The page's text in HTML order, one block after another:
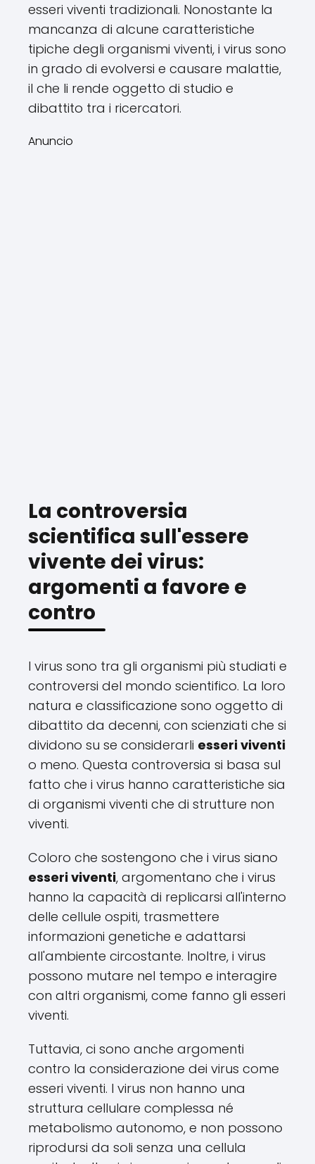
esseri viventi tradizionali. Nonostante la
mancanza di alcune caratteristiche
tipiche degli organismi viventi, i virus sono
in grado di evolversi e causare malattie,
il che li rende oggetto di studio e
dibattito tra i ricercatori.
Anuncio
La controversia
scientifica sull'essere
vivente dei virus:
argomenti a favore e
contro
I virus sono tra gli organismi più studiati e
controversi del mondo scientifico. La loro
natura e classificazione sono oggetto di
dibattito da decenni, con scienziati che si
dividono su se considerarli esseri viventi
o meno. Questa controversia si basa sul
fatto che i virus hanno caratteristiche sia
di organismi viventi che di strutture non
viventi.
Coloro che sostengono che i virus siano
esseri viventi, argomentano che i virus
hanno la capacità di replicarsi all'interno
delle cellule ospiti, trasmettere
informazioni genetiche e adattarsi
all'ambiente circostante. Inoltre, i virus
possono mutare nel tempo e interagire
con altri organismi, come fanno gli esseri
viventi.
Tuttavia, ci sono anche argomenti
contro la considerazione dei virus come
esseri viventi. I virus non hanno una
struttura cellulare complessa né
metabolismo autonomo, e non possono
riprodursi da soli senza una cellula